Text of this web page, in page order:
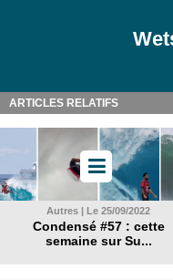
ARTICLES RELATIFS
Autres | Le 25/09/2022
Condensé #57 : cette
semaine sur Su...